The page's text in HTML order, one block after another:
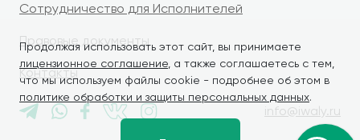
Продолжая использовать этот сайт, вы принимаете
лицензионное соглашение , а также соглашаетесь с тем,
что мы используем файлы cookie - подробнее об этом в
политике обработки и защиты персональных данных.
Сотрудничество для Исполнителей
Правовые документы
Контакты
info@iwaly.ru